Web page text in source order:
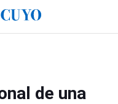
de una